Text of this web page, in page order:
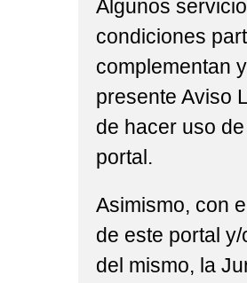
Algunos
condiciones
complementan
presente Aviso
de hacer uso
portal.
Asimismo, con
de este portal
del mismo, la